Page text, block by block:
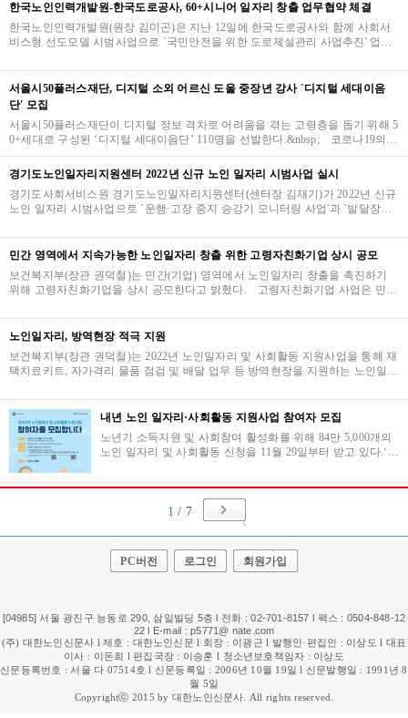
한국노인인력개발원-한국도로공사, 60+시니어 일자리 창출 업무협약 체결
한국노인인력개발원(원장 김미곤)은 지난 12일에 한국도로공사와 함께 사회서
비스형 선도모델 시범사업으로 `국민안전을 위한 도로제설관리 사업추진' 업무
서울시50플러스재단, 디지털 소외 어르신 도울 중장년 강사 `디지털 세대이음
단' 모집
서울시50플러스재단이 디지털 정보 격차로 어려움을 겪는 고령층을 돕기 위해 5
0+세대로 구성된 ‘디지털 세대이음단’ 110명을 선발한다.&nbsp; 코로나19의
장기화로 무인·비대면 중심의 디지털 전환이 …
경기도노인일자리지원센터 2022년 신규 노인 일자리 시범사업 실시
경기도사회서비스원 경기도노인일자리지원센터(센터장 김재기)가 2022년 신규
노인 일자리 시범사업으로 `운행·고장 중지 승강기 모니터링 사업'과 `발달장애
민간 영역에서 지속가능한 노인일자리 창출 위한 고령자친화기업 상시 공모
보건복지부(장관 권덕철)는 민간(기업) 영역에서 노인일자리 창출을 촉진하기
위해 고령자친화기업을 상시 공모한다고 밝혔다. 고령자친화기업 사업은 민간
노인일자리, 방역현장 적극 지원
보건복지부(장관 권덕철)는 2022년 노인일자리 및 사회활동 지원사업을 통해 재
택치료키트, 자가격리 물품 점검 및 배달 업무 등 방역현장을 지원하는 노인일자
내년 노인 일자리·사회활동 지원사업 참여자 모집
노년기 소득지원 및 사회참여 활성화를 위해 84만 5,000개의
노인 일자리 및 사회활동 신청을 11월 29일부터 받고 있다.‘노
go…
1 / 7
PC버전 로그인 회원가입
[04985] 서울 광진구 능동로 290, 삼일빌딩 5층 l 전화 : 02-701-8157 l 팩스 : 0504-848-12
22 l E-mail : p5771@ nate.com
(주) 대한노인신문사 l 제호 : 대한노인신문 l 회장 : 이광근 l 발행인·편집인 : 이상도 l 대표
이사 : 이돈희 l 편집국장 : 이승훈 l 청소년보호책임자 : 이상도
신문등록번호 : 서울 다 07514호 l 신문등록일 : 2006년 10월 19일 l 신문발행일 : 1991년 8
월 5일
Copyrightⓒ 2015 by 대한노인신문사. All rights reserved.